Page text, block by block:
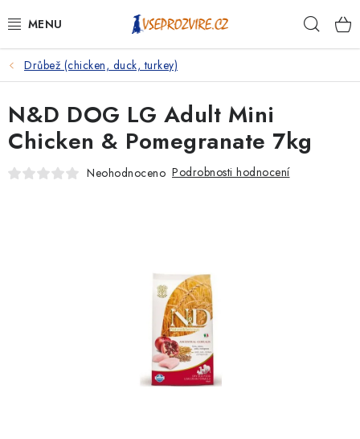
na
PSI
KOČKY
KONĚ
KRÁLÍCI/HLODAVCI/PTÁCI
Drůbež (chicken, duck, turkey)
N&D DOG LG Adult Mini
Chicken & Pomegranate 7kg
Neohodnoceno Podrobnosti hodnocení